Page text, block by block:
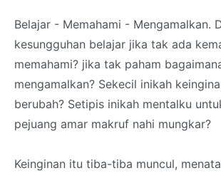
Belajar - Memahami - Mengamalkan.
kesungguhan belajar jika tak ada
memahami? jika tak paham
mengamalkan? Sekecil inikah
berubah? Setipis inikah mentalku
pejuang amar makruf nahi mungkar?
Keinginan itu tiba-tiba muncul,